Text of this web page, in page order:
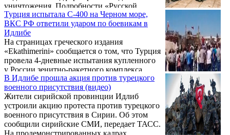
развернуты.
уничтожения. Подробности «Русской
Весне» сообщил военный источник,
предоставивший кадры аэроразведки.
Турция испытала С-400 на Черном море,
ВКС РФ ответили ударом по боевикам в
Идлибе
На страницах греческого издания
«Ekathimerini» сообщается о том, что Турция
провела 4-дневные испытания купленного
у России зенитно-ракетного комплекса
С-400 «Триумф» на Чёрном море. Об этом
стало известно информационно-новостному
порталу EVO-RUS.COM.
В Идлибе прошла акция против турецкого
военного присутствия (видео)
Жители сирийской провинции Идлиб
устроили акцию протеста против турецкого
военного присутствия в Сирии. Об этом
сообщили сирийские СМИ, передает ТАСС.
На продемонстрированных кадрах